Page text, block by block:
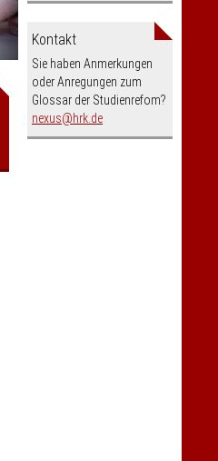
Kontakt
Sie haben Anmerkungen
oder Anregungen zum
Glossar der Studienrefom?
nexus
nospam-
hrk.de